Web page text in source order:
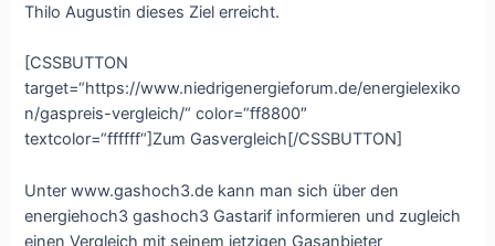
Thilo Augustin dieses Ziel erreicht.
[CSSBUTTON
target=“https://www.niedrigenergieforum.de/energielexiko
n/gaspreis-vergleich/“ color=“ff8800″
textcolor=“ffffff“]Zum Gasvergleich[/CSSBUTTON]
Unter www.gashoch3.de kann man sich über den
energiehoch3 gashoch3 Gastarif informieren und zugleich
einen Vergleich mit seinem jetzigen Gasanbieter